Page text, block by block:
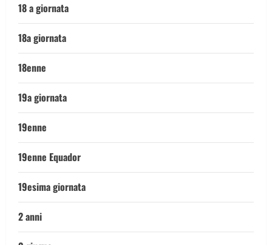
18 a giornata
18a giornata
18enne
19a giornata
19enne
19enne Equador
19esima giornata
2 anni